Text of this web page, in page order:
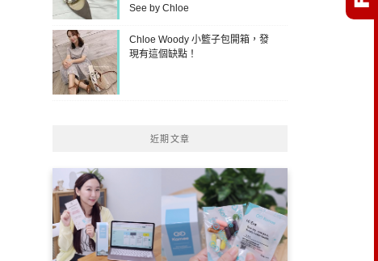
See by Chloe
Chloe Woody 小籃子包開箱，發
現有這個缺點！
近期文章